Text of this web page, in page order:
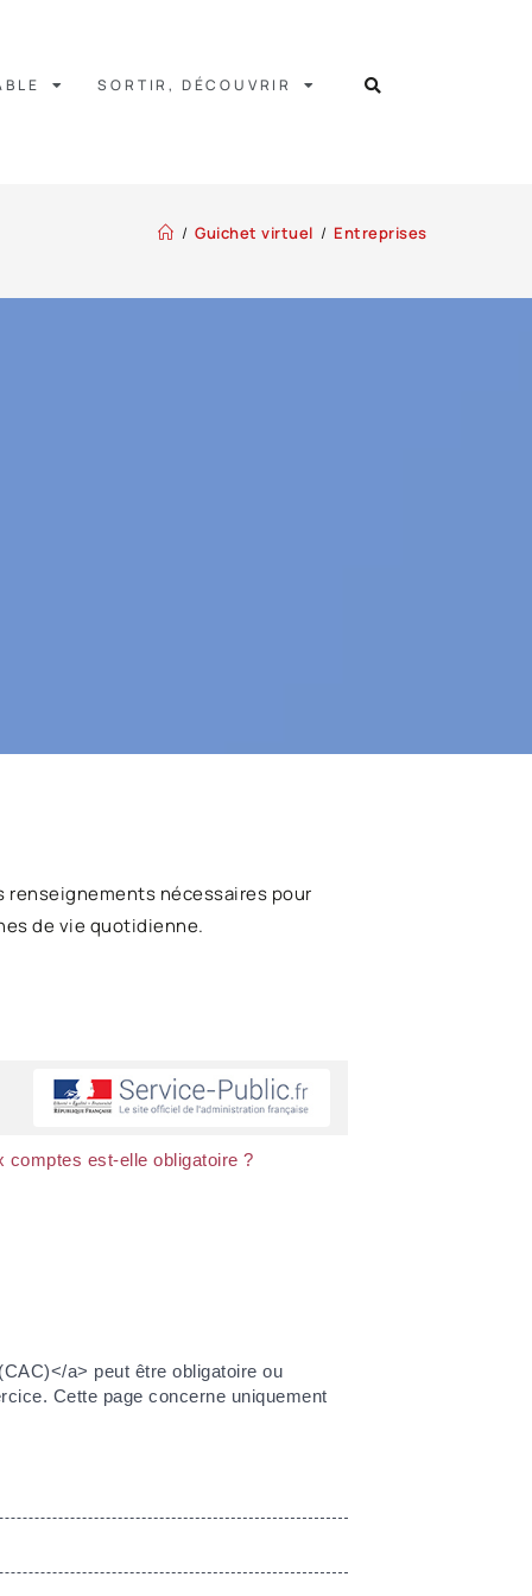
SORTIR, DÉCOUVRIR
/ Guichet virtuel / Entreprises
renseignements nécessaires pour
de vie quotidienne.
comptes est-elle obligatoire ?
a> peut être obligatoire ou
Cette page concerne uniquement